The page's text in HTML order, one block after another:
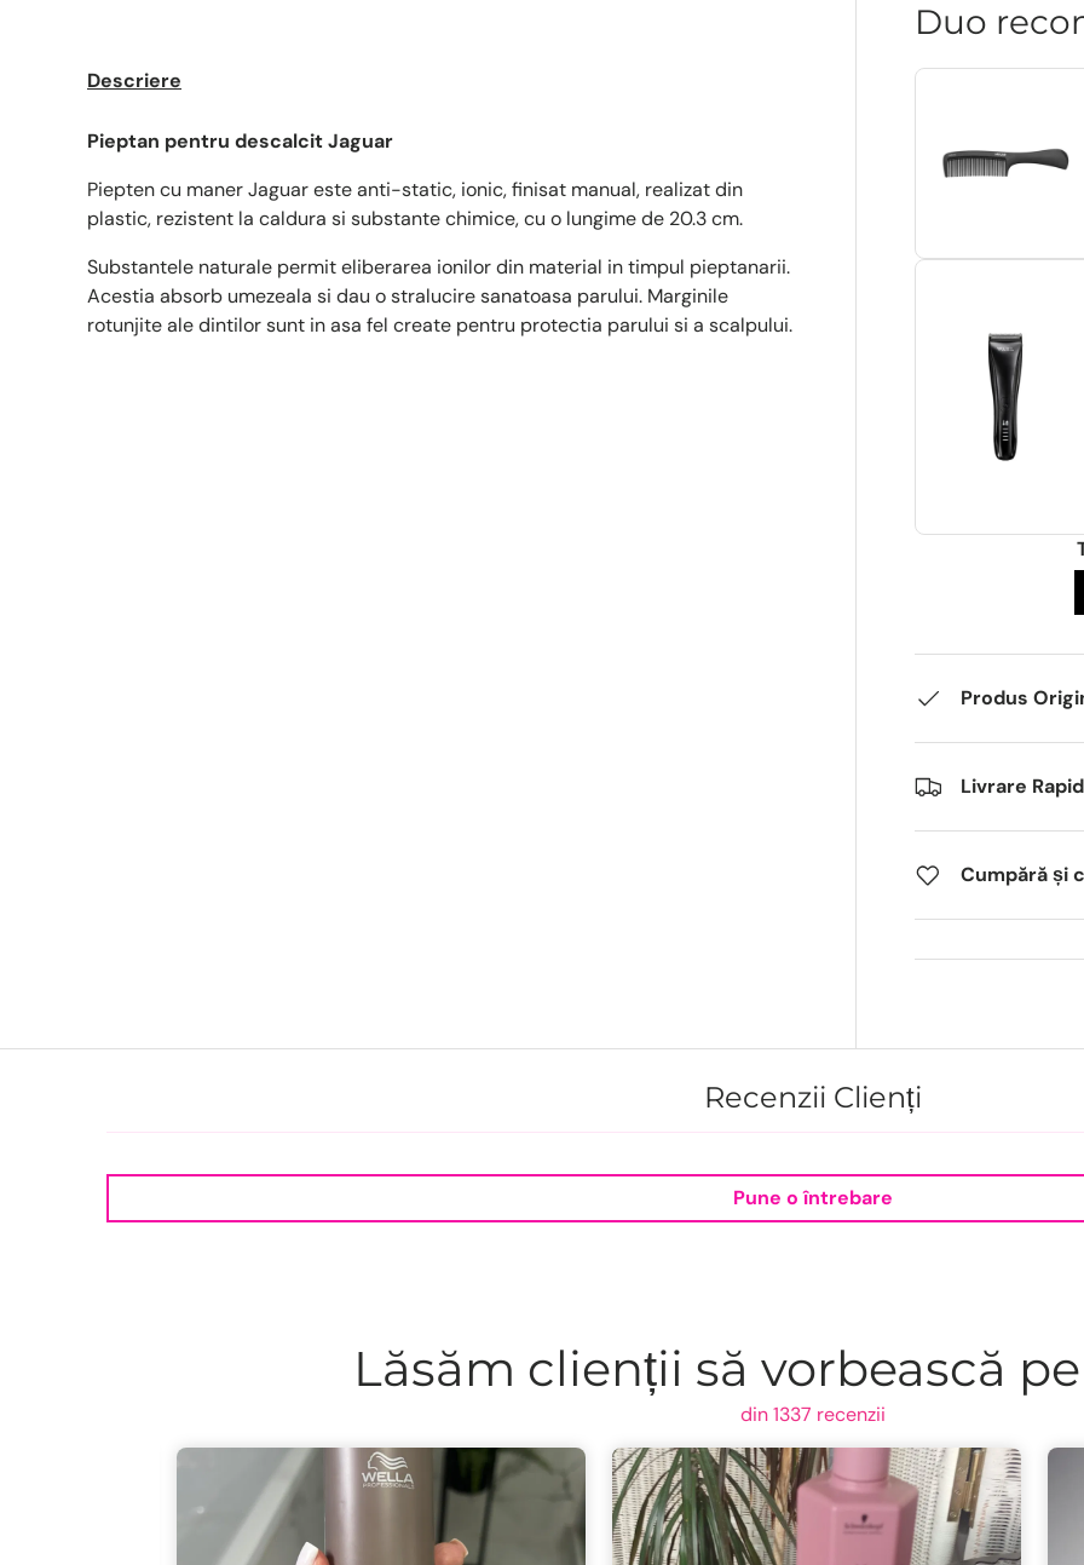
Duo
Produs
Livrare
Cumpără și
Descriere
Pieptan pentru descalcit Jaguar
Piepten cu maner Jaguar este anti-static, ionic, finisat manual, realizat din
plastic, rezistent la caldura si substante chimice, cu o lungime de 20.3 cm.
Substantele naturale permit eliberarea ionilor din material in timpul pieptanarii.
Acestia absorb umezeala si dau o stralucire sanatoasa parului. Marginile
rotunjite ale dintilor sunt in asa fel create pentru protectia parului si a scalpului.
Recenzii Clienți
Pune o întrebare
Lăsăm clienții să vorbească
din 1337 recenzii